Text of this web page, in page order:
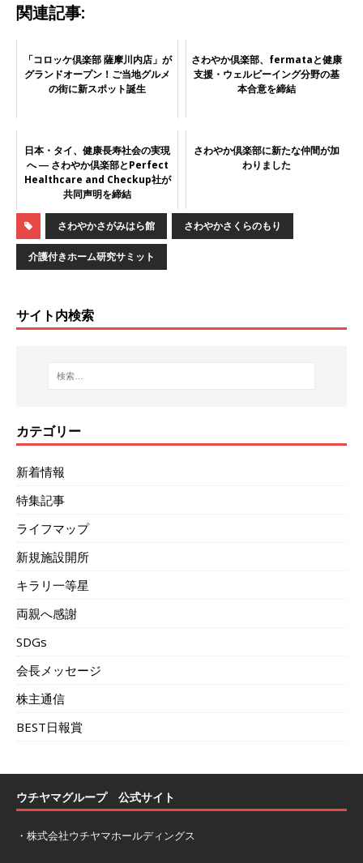
関連記事:
「コロッケ倶楽部 薩摩川内店」が
グランドオープン！ご当地グルメ
の街に新スポット誕生
さわやか倶楽部、fermataと健康
支援・ウェルビーイング分野の基
本合意を締結
日本・タイ、健康長寿社会の実現
へ ― さわやか倶楽部とPerfect
Healthcare and Checkup社が
共同声明を締結
さわやか倶楽部に新たな仲間が加
わりました
さわやかさがみはら館 さわやかさくらのもり
介護付きホーム研究サミット
サイト内検索
カテゴリー
新着情報
特集記事
ライフマップ
新規施設開所
キラリ一等星
両親へ感謝
SDGs
会長メッセージ
株主通信
BEST日報賞
ウチヤマグループ 公式サイト
・ 株式会社ウチヤマホールディングス